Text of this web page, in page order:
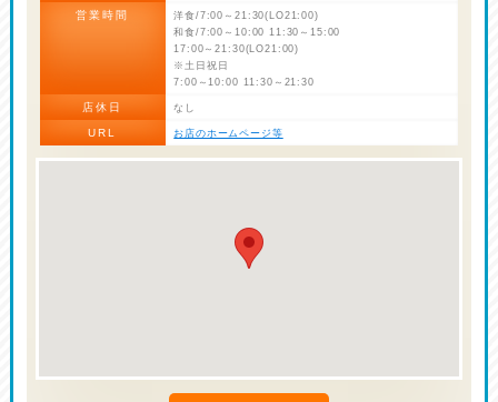
営業時間
洋食/7:00～21:30(LO21:00)
和食/7:00～10:00 11:30～15:00
17:00～21:30(LO21:00)
※土日祝日
7:00～10:00 11:30～21:30
店休日 なし
URL お店のホームページ等